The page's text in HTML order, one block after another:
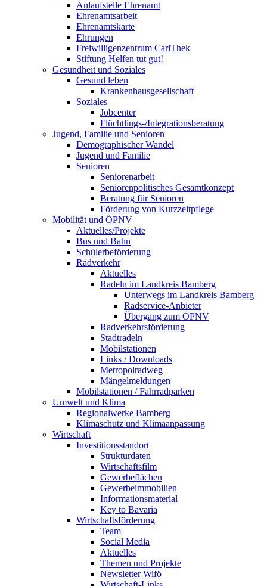
Anlaufstelle Ehrenamt
Ehrenamtsarbeit
Ehrenamtskarte
Ehrungen
Freiwilligenzentrum CariThek
Stiftung Helfen tut gut!
Gesundheit und Soziales
Gesund leben
Krankenhausgesellschaft
Soziales
Jobcenter
Flüchtlings-/Integrationsberatung
Jugend, Familie und Senioren
Demographischer Wandel
Jugend und Familie
Senioren
Seniorenarbeit
Seniorenpolitisches Gesamtkonzept
Beratung für Senioren
Förderung von Kurzzeitpflege
Mobilität und ÖPNV
Aktuelles/Projekte
Bus und Bahn
Schülerbeförderung
Radverkehr
Aktuelles
Radeln im Landkreis Bamberg
Unterwegs im Landkreis Bamberg
Radservice-Anbieter
Übergang zum ÖPNV
Radverkehrsförderung
Stadtradeln
Mobilstationen
Links / Downloads
Metropolradweg
Mängelmeldungen
Mobilstationen / Fahrradparken
Umwelt und Klima
Regionalwerke Bamberg
Klimaschutz und Klimaanpassung
Wirtschaft
Investitionsstandort
Strukturdaten
Wirtschaftsfilm
Gewerbeflächen
Gewerbeimmobilien
Informationsmaterial
Key to Bavaria
Wirtschaftsförderung
Team
Social Media
Aktuelles
Themen und Projekte
Newsletter Wifö